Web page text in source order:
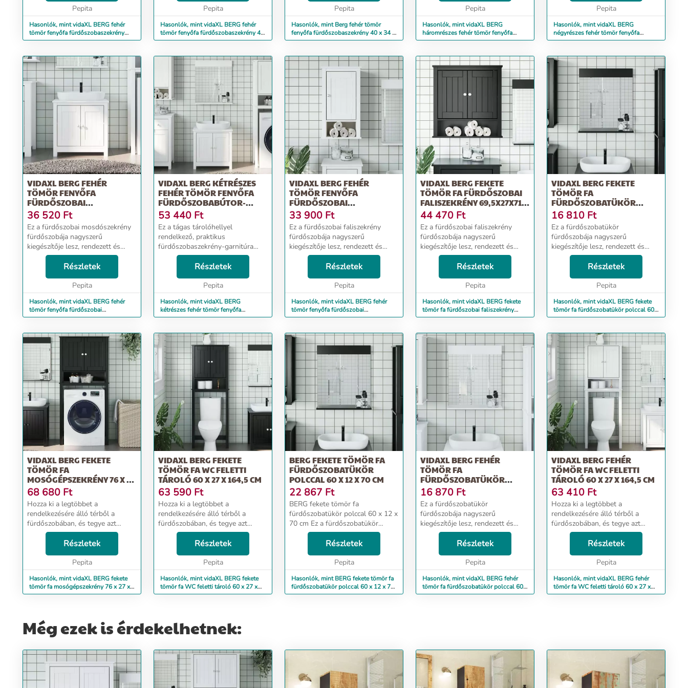
természetes anyag. A fenyőfa
Pepita
Hasonlók, mint vidaXL BERG fehér
tömör fenyőfa fürdőszobaszekrény
69,5 x 34 x 110 cm
természetes anyag. A fenyőfa
Pepita
Hasonlók, mint vidaXL BERG fehér
tömör fenyőfa fürdőszobaszekrény 40
x 34 x 80 cm
természetes anyag. A fenyőfa
Pepita
Hasonlók, mint Berg fehér tömör
fenyőfa fürdőszobaszekrény 40 x 34 x
110 cm
kölcsönözve neki! Tömör fenyőfa:
Pepita
Hasonlók, mint vidaXL BERG
háromrészes fehér tömör fenyőfa
fürdőszobabútor-garnitúra
kölcsönözve neki! Tömör fenyőfa:
Pepita
Hasonlók, mint vidaXL BERG
négyrészes fehér tömör fenyőfa
fürdőszobabútor-garnitúra
VIDAXL BERG FEHÉR
TÖMÖR FENYŐFA
FÜRDŐSZOBAI
MOSDÓSZEKRÉNY
60X34X59 CM
36 520 Ft
Ez a fürdőszobai mosdószekrény
fürdőszobája nagyszerű
kiegészítője lesz, rendezett és
lenyűgöző megjelenést
kölcsönözve neki! Tömör fenyőfa:
A tömör fenyőfa egy gyönyörű
természetes anyag. A fenyőfa e...
Részletek
Pepita
Hasonlók, mint vidaXL BERG fehér
tömör fenyőfa fürdőszobai
mosdószekrény 60x34x59 cm
VIDAXL BERG KÉTRÉSZES
FEHÉR TÖMÖR FENYŐFA
FÜRDŐSZOBABÚTOR-
GARNITÚRA
53 440 Ft
Ez a tágas tárolóhellyel
rendelkező, praktikus
fürdőszobaszekrény-garnitúra
fürdőszobája nagyszerű
kiegészítője lesz, rendezett és
lenyűgöző megjelenést
kölcsönözve neki! Tömör fenyőfa:
Részletek
Pepita
Hasonlók, mint vidaXL BERG
kétrészes fehér tömör fenyőfa
fürdőszobabútor-garnitúra
VIDAXL BERG FEHÉR
TÖMÖR FENYŐFA
FÜRDŐSZOBAI
FALISZEKRÉNY 40X27X71,5
CM
33 900 Ft
Ez a fürdőszobai faliszekrény
fürdőszobája nagyszerű
kiegészítője lesz, rendezett és
lenyűgöző megjelenést
kölcsönözve neki! Tömör fenyőfa:
A tömör fenyőfa egy gyönyörű
természetes anyag. A fenyőfa er...
Részletek
Pepita
Hasonlók, mint vidaXL BERG fehér
tömör fenyőfa fürdőszobai
faliszekrény 40x27x71,5 cm
VIDAXL BERG FEKETE
TÖMÖR FA FÜRDŐSZOBAI
FALISZEKRÉNY 69,5X27X71,5
CM
44 470 Ft
Ez a fürdőszobai faliszekrény
fürdőszobája nagyszerű
kiegészítője lesz, rendezett és
lenyűgöző megjelenést
kölcsönözve neki! Tömör fenyőfa:
A tömör fenyőfa egy gyönyörű
természetes anyag. A fenyőfa er...
Részletek
Pepita
Hasonlók, mint vidaXL BERG fekete
tömör fa fürdőszobai faliszekrény
69,5x27x71,5 cm
VIDAXL BERG FEKETE
TÖMÖR FA
FÜRDŐSZOBATÜKÖR
POLCCAL 60 X 12 X 70 CM
16 810 Ft
Ez a fürdőszobatükör
fürdőszobája nagyszerű
kiegészítője lesz, rendezett és
lenyűgöző megjelenést
kölcsönözve neki! Tömör fenyőfa:
A tömör fenyőfa egy gyönyörű
természetes anyag. A fenyőfa
Részletek
Pepita
Hasonlók, mint vidaXL BERG fekete
tömör fa fürdőszobatükör polccal 60 x
12 x 70 cm
VIDAXL BERG FEKETE
TÖMÖR FA
MOSÓGÉPSZEKRÉNY 76 X 27
X 164,5 CM
68 680 Ft
Hozza ki a legtöbbet a
rendelkezésére álló térből a
fürdőszobában, és tegye azt
rendezetté és tisztává ezzel a fa
mosógépszekrénnyel. Tömör
fenyőfa: A tömör fenyőfa egy
gyönyörű természetes anyag. A f...
Részletek
Pepita
Hasonlók, mint vidaXL BERG fekete
tömör fa mosógépszekrény 76 x 27 x
164,5 cm
VIDAXL BERG FEKETE
TÖMÖR FA WC FELETTI
TÁROLÓ 60 X 27 X 164,5 CM
63 590 Ft
Hozza ki a legtöbbet a
rendelkezésére álló térből a
fürdőszobában, és tegye azt
rendezetté és tisztává ezzel a fa
WC feletti tárolóval. Tömör
fenyőfa: A tömör fenyőfa egy
gyönyörű természetes anyag. A...
Részletek
Pepita
Hasonlók, mint vidaXL BERG fekete
tömör fa WC feletti tároló 60 x 27 x
164,5 cm
BERG FEKETE TÖMÖR FA
FÜRDŐSZOBATÜKÖR
POLCCAL 60 X 12 X 70 CM
22 867 Ft
BERG fekete tömör fa
fürdőszobatükör polccal 60 x 12 x
70 cm Ez a fürdőszobatükör
fürdőszobája nagyszerű
kiegészítője lesz, rendezett és
lenyűgöző megjelenést
kölcsönözve neki! Tömör fenyőfa:
Részletek
Pepita
Hasonlók, mint BERG fekete tömör fa
fürdőszobatükör polccal 60 x 12 x 70
cm
VIDAXL BERG FEHÉR
TÖMÖR FA
FÜRDŐSZOBATÜKÖR
POLCCAL 60 X 12 X 70 CM
16 870 Ft
Ez a fürdőszobatükör
fürdőszobája nagyszerű
kiegészítője lesz, rendezett és
lenyűgöző megjelenést
kölcsönözve neki! Tömör fenyőfa:
A tömör fenyőfa egy gyönyörű
természetes anyag. A fenyőfa
Részletek
Pepita
Hasonlók, mint vidaXL BERG fehér
tömör fa fürdőszobatükör polccal 60 x
12 x 70 cm
VIDAXL BERG FEHÉR
TÖMÖR FA WC FELETTI
TÁROLÓ 60 X 27 X 164,5 CM
63 410 Ft
Hozza ki a legtöbbet a
rendelkezésére álló térből a
fürdőszobában, és tegye azt
rendezetté és tisztává ezzel a fa
WC feletti tárolóval. Tömör
fenyőfa: A tömör fenyőfa egy
gyönyörű természetes anyag. A...
Részletek
Pepita
Hasonlók, mint vidaXL BERG fehér
tömör fa WC feletti tároló 60 x 27 x
164,5 cm
Még ezek is érdekelhetnek: